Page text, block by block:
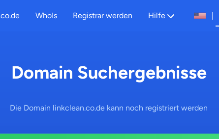
WhoIs Registrar werden Hilfe |
Domain Suchergebnisse
Die Domain linkclean.co.de kann noch registriert werden